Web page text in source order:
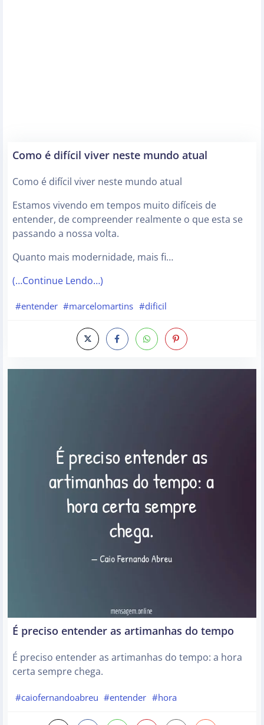
Como é difícil viver neste mundo atual
Como é difícil viver neste mundo atual
Estamos vivendo em tempos muito difíceis de
entender, de compreender realmente o que esta se
passando a nossa volta.
Quanto mais modernidade, mais fi…
(…Continue Lendo…)
#entender #marcelomartins #dificil
É preciso entender as artimanhas do tempo
É preciso entender as artimanhas do tempo: a hora
certa sempre chega.
#caiofernandoabreu #entender #hora